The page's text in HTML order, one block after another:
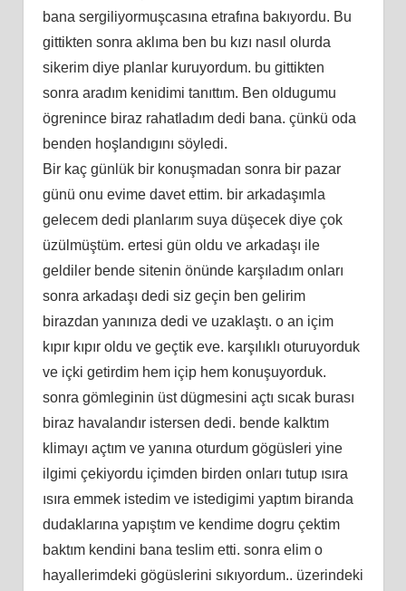
bana sergiliyormuşcasına etrafına bakıyordu. Bu
gittikten sonra aklıma ben bu kızı nasıl olurda
sikerim diye planlar kuruyordum. bu gittikten
sonra aradım kenidimi tanıttım. Ben oldugumu
ögrenince biraz rahatladım dedi bana. çünkü oda
benden hoşlandıgını söyledi.
Bir kaç günlük bir konuşmadan sonra bir pazar
günü onu evime davet ettim. bir arkadaşımla
gelecem dedi planlarım suya düşecek diye çok
üzülmüştüm. ertesi gün oldu ve arkadaşı ile
geldiler bende sitenin önünde karşıladım onları
sonra arkadaşı dedi siz geçin ben gelirim
birazdan yanınıza dedi ve uzaklaştı. o an içim
kıpır kıpır oldu ve geçtik eve. karşılıklı oturuyorduk
ve içki getirdim hem içip hem konuşuyorduk.
sonra gömleginin üst dügmesini açtı sıcak burası
biraz havalandır istersen dedi. bende kalktım
klimayı açtım ve yanına oturdum gögüsleri yine
ilgimi çekiyordu içimden birden onları tutup ısıra
ısıra emmek istedim ve istedigimi yaptım biranda
dudaklarına yapıştım ve kendime dogru çektim
baktım kendini bana teslim etti. sonra elim o
hayallerimdeki gögüslerini sıkıyordum.. üzerindeki